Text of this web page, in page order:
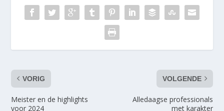
VORIG
Meister en de highlights
voor 2024
VOLGENDE
Alledaagse professionals
met karakter